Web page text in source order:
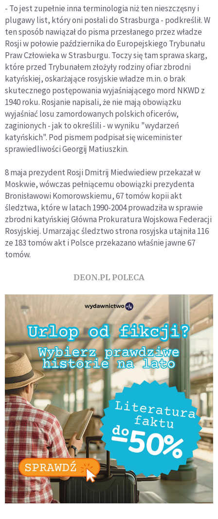
- To jest zupełnie inna terminologia niż ten nieszczęsny i
plugawy list, który oni posłali do Strasburga - podkreślił. W
ten sposób nawiązał do pisma przesłanego przez władze
Rosji w połowie października do Europejskiego Trybunału
Praw Człowieka w Strasburgu. Toczy się tam sprawa skarg,
które przed Trybunałem złożyły rodziny ofiar zbrodni
katyńskiej, oskarżające rosyjskie władze m.in. o brak
skutecznego postępowania wyjaśniającego mord NKWD z
1940 roku. Rosjanie napisali, że nie mają obowiązku
wyjaśniać losu zamordowanych polskich oficerów,
zaginionych - jak to określili - w wyniku "wydarzeń
katyńskich". Pod pismem podpisał się wiceminister
sprawiedliwości Georgij Matiuszkin.
8 maja prezydent Rosji Dmitrij Miedwiediew przekazał w
Moskwie, wówczas pełniącemu obowiązki prezydenta
Bronisławowi Komorowskiemu, 67 tomów kopii akt
śledztwa, które w latach 1990-2004 prowadziła w sprawie
zbrodni katyńskiej Główna Prokuratura Wojskowa Federacji
Rosyjskiej. Umarzając śledztwo strona rosyjska utajniła 116
ze 183 tomów akt i Polsce przekazano właśnie jawne 67
tomów.
DEON.PL POLECA